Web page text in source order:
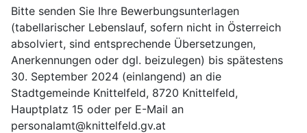
Bitte senden Sie Ihre Bewerbungsunterlagen
(tabellarischer Lebenslauf, sofern nicht in Österreich
absolviert, sind entsprechende Übersetzungen,
Anerkennungen oder dgl. beizulegen) bis spätestens
30. September 2024 (einlangend) an die
Stadtgemeinde Knittelfeld, 8720 Knittelfeld,
Hauptplatz 15 oder per E-Mail an
personalamt@knittelfeld.gv.at